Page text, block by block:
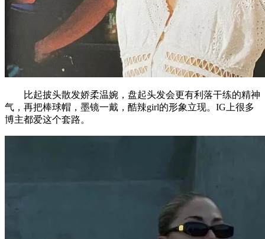
比起披头散发娇柔温婉，盘起头发会更有利落干练的精神
气，再把棒球帽，墨镜一戴，酷辣girl的形象立现。IG上很多
博主都爱这个套路。